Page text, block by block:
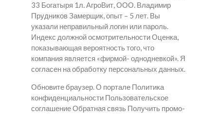
33 Богатыря 1л. АгроВит, ООО. Владимир
Прудников Замерщик, опыт – 5 лет. Вы
указали неправильный логин или пароль.
Индекс должной осмотрительности Оценка,
показывающая вероятность того, что
компания является «фирмой- однодневкой». Я
согласен на обработку персональных данных.
Обновите браузер. О портале Политика
конфиденциальности Пользовательское
соглашение Обратная связь Получить промо-